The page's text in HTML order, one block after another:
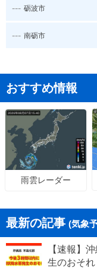
--- 砺波市
--- 南砺市
おすすめ情報
雨雲レーダー
最新の記事 (気象
【速報】
生のおそ